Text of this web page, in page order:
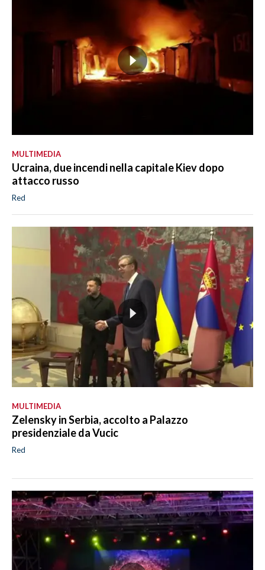
MULTIMEDIA
Ucraina, due incendi nella capitale Kiev dopo
attacco russo
Red
MULTIMEDIA
Zelensky in Serbia, accolto a Palazzo
presidenziale da Vucic
Red